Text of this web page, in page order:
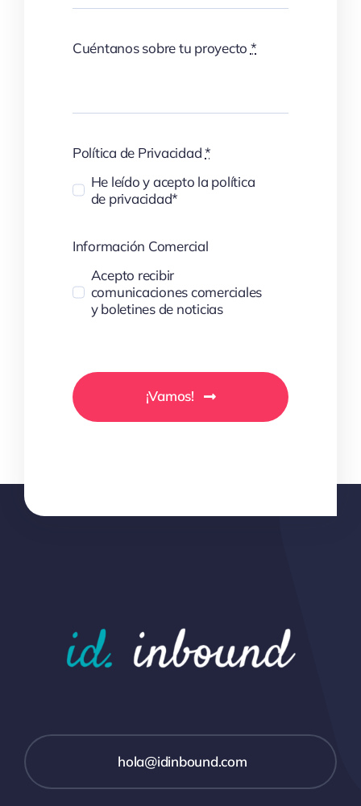
Cuéntanos sobre tu proyecto *
Política de Privacidad*
He leído y acepto la política
de privacidad*
Información Comercial
Acepto recibir
comunicaciones comerciales
y boletines de noticias
¡Vamos!
hola@idinbound.com